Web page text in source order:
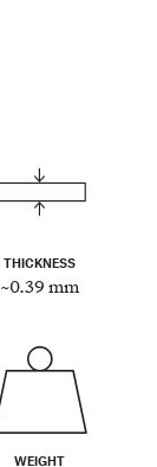
THICKNESS
~0.39 mm
WEIGHT